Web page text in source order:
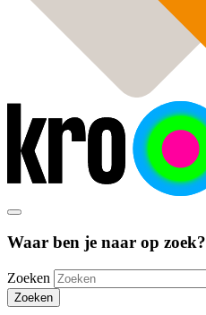
Waar ben je naar op zoek?
Zoeken
Zoeken